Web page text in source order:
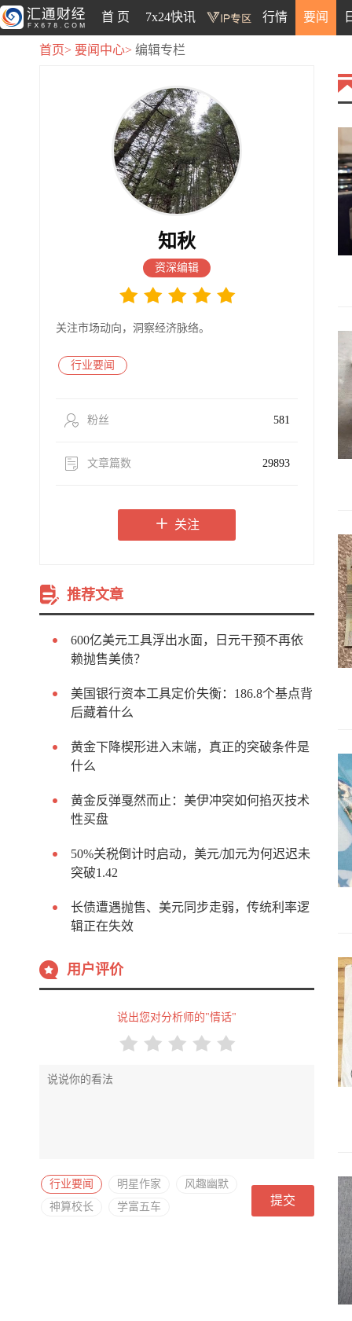
首 页 7x24快讯 行情 要闻
首页> 要闻中心> 编辑专栏
知秋
资深编辑
关注市场动向，洞察经济脉络。
行业要闻
粉丝 581
文章篇数 29893
关注
推荐文章
600亿美元工具浮出水面，日元干预不再依
赖抛售美债？
美国银行资本工具定价失衡：186.8个基点背
后藏着什么
黄金下降楔形进入末端，真正的突破条件是
什么
黄金反弹戛然而止：美伊冲突如何掐灭技术
性买盘
50%关税倒计时启动，美元/加元为何迟迟未
突破1.42
长债遭遇抛售、美元同步走弱，传统利率逻
辑正在失效
用户评价
说出您对分析师的"情话"
行业要闻 明星作家
风趣幽默
神算校长
学富五车 提交